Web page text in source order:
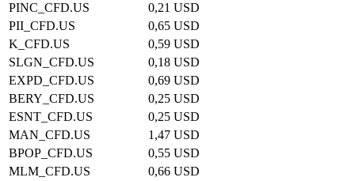
PINC_CFD.US
0,21 USD
PII_CFD.US
0,65 USD
K_CFD.US
0,59 USD
SLGN_CFD.US
0,18 USD
EXPD_CFD.US
0,69 USD
BERY_CFD.US
0,25 USD
ESNT_CFD.US
0,25 USD
MAN_CFD.US
1,47 USD
BPOP_CFD.US
0,55 USD
MLM_CFD.US
0,66 USD